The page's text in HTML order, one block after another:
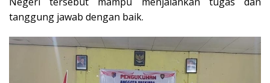
tanggung jawab dengan baik.